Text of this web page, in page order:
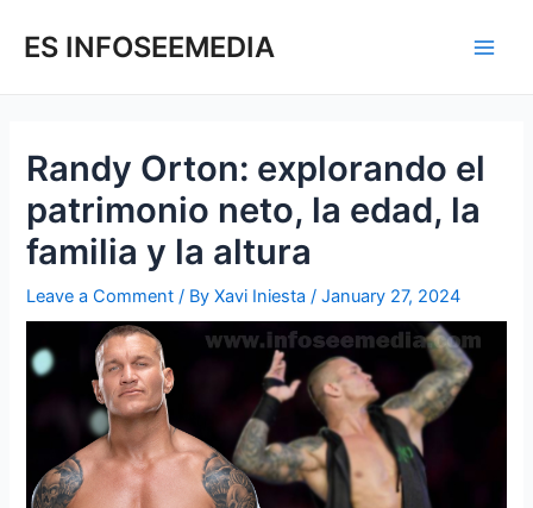
ES INFOSEEMEDIA
Randy Orton: explorando el
patrimonio neto, la edad, la
familia y la altura
Leave a Comment / ByXavi Iniesta/January 27, 2024
navigation